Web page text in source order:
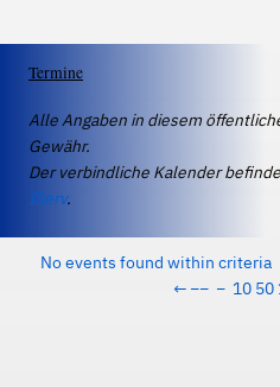
Termine
Alle Angaben in diesem
Gewähr.
Der verbindliche Kalender
IServ.
No events found within criteria
← −− − 10 50